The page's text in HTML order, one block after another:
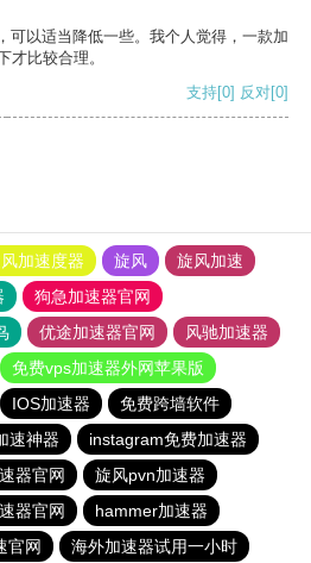
可以适当降低一些。我个人觉得，一款加
才比较合理。
支持[0] 反对[0]
加速度器 旋风
旋风加速
狗急加速器官网
优途加速器官网
风驰加速器
免费vps加速器外网苹果版
IOS加速器
免费跨墙软件
速神器
instagram免费加速器
器官网
旋风pvn加速器
器官网
hammer加速器
官网 海外加速器试用一小时